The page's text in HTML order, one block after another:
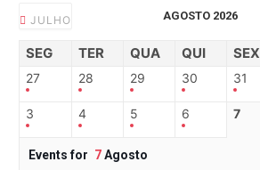
JULHO AGOSTO 2026
SEG TER QUA QUI SEX
27 28 29 30 31
3 4 5 6 7
Events for 7Agosto